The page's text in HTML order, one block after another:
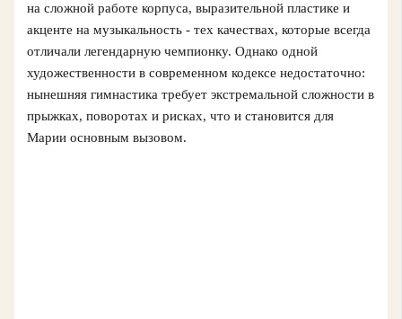
на сложной работе корпуса, выразительной пластике и
акценте на музыкальность - тех качествах, которые всегда
отличали легендарную чемпионку. Однако одной
художественности в современном кодексе недостаточно:
нынешняя гимнастика требует экстремальной сложности в
прыжках, поворотах и рисках, что и становится для
Марии основным вызовом.